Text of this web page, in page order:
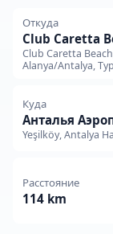
Откуда
Club Caretta
Club Caretta
Alanya/Antalya,
Куда
Анталья
Yeşilköy, Antalya
Расстояние
114 km